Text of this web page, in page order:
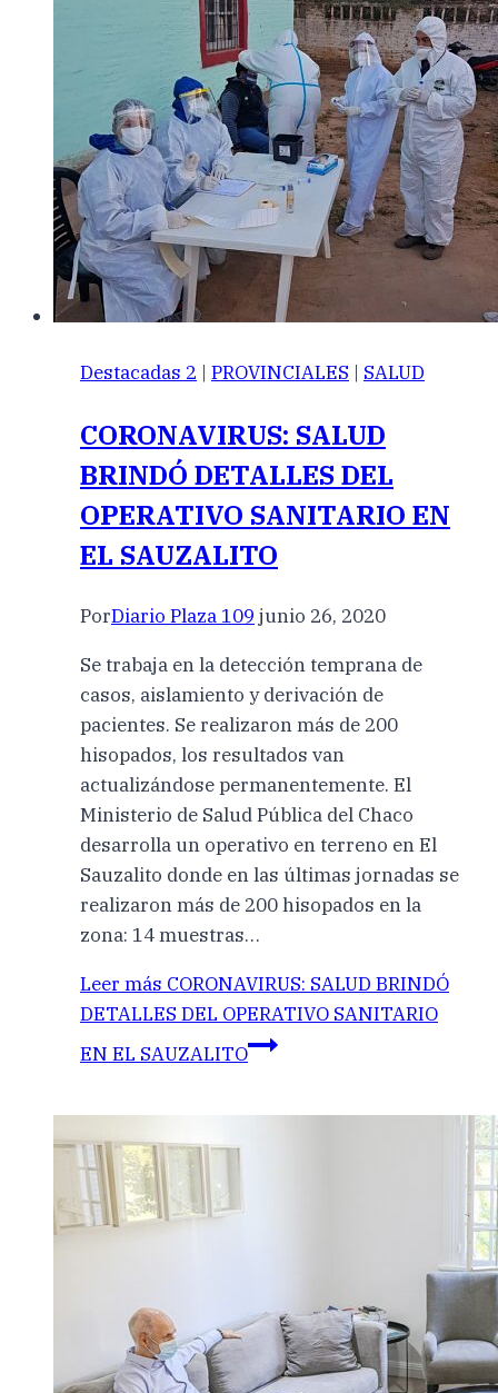
Destacadas 2 | PROVINCIALES | SALUD
CORONAVIRUS: SALUD
BRINDÓ DETALLES DEL
OPERATIVO SANITARIO EN
EL SAUZALITO
PorDiario Plaza 109 junio 26, 2020
Se trabaja en la detección temprana de
casos, aislamiento y derivación de
pacientes. Se realizaron más de 200
hisopados, los resultados van
actualizándose permanentemente. El
Ministerio de Salud Pública del Chaco
desarrolla un operativo en terreno en El
Sauzalito donde en las últimas jornadas se
realizaron más de 200 hisopados en la
zona: 14 muestras…
Leer más CORONAVIRUS: SALUD BRINDÓ
DETALLES DEL OPERATIVO SANITARIO
EN EL SAUZALITO